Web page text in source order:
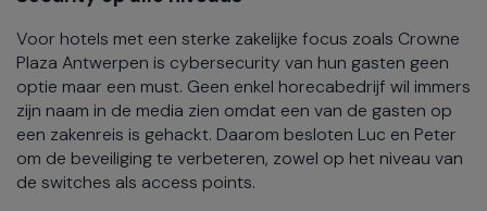
Voor hotels met een sterke zakelijke focus zoals Crowne
Plaza Antwerpen is cybersecurity van hun gasten geen
optie maar een must. Geen enkel horecabedrijf wil immers
zijn naam in de media zien omdat een van de gasten op
een zakenreis is gehackt. Daarom besloten Luc en Peter
om de beveiliging te verbeteren, zowel op het niveau van
de switches als access points.